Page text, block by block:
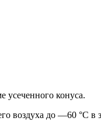
усе­ченного конуса.
воз­духа до —60 °С